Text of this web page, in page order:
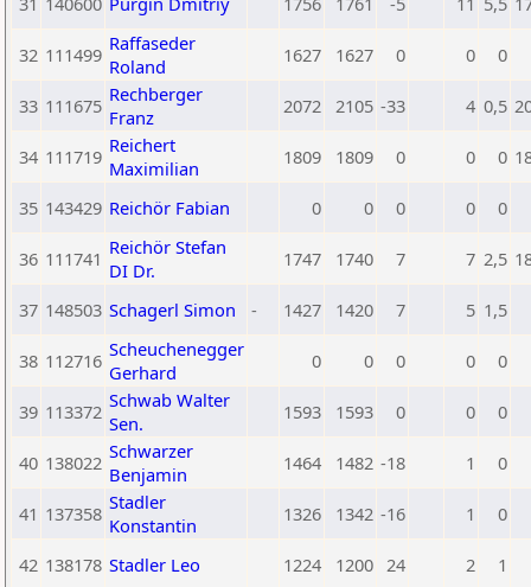
32 111499 Raffaseder
Roland
1627 1627 0 0 0
33 111675 Rechberger
Franz
2072 2105 -33 4 0,5
34 111719 Reichert
Maximilian
1809 1809 0 0 0
35 143429 Reichör Fabian 0 0 0 0 0
36 111741 Reichör Stefan
DI Dr.
1747 1740 7 7 2,5
37 148503 Schagerl Simon - 1427 1420 7 5 1,5
38 112716 Scheuchenegger
Gerhard
0 0 0 0 0
39 113372 Schwab Walter
Sen.
1593 1593 0 0 0
40 138022 Schwarzer
Benjamin
1464 1482 -18 1 0
41 137358 Stadler
Konstantin
1326 1342 -16 1 0
42 138178 Stadler Leo 1224 1200 24 2 1